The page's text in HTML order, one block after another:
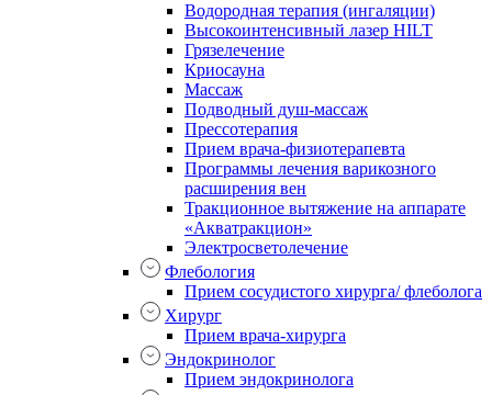
Водородная терапия (ингаляции)
Высокоинтенсивный лазер HILT
Грязелечение
Криосауна
Массаж
Подводный душ-массаж
Прессотерапия
Прием врача-физиотерапевта
Программы лечения варикозного
расширения вен
Тракционное вытяжение на аппарате
«Акватракцион»
Электросветолечение
Флебология
Прием сосудистого хирурга/ флеболога
Хирург
Прием врача-хирурга
Эндокринолог
Прием эндокринолога